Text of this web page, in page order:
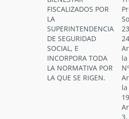
FISCALIZADOS POR
LA
SUPERINTENDENCIA
DE SEGURIDAD
SOCIAL, E
INCORPORA TODA
LA NORMATIVA POR
LA QUE SE RIGEN.
la
la
3,